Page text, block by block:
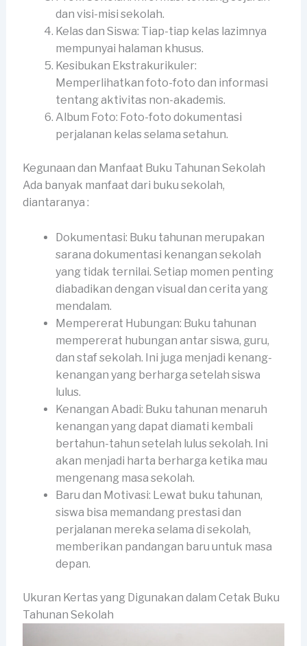
dan visi-misi sekolah.
Kelas dan Siswa: Tiap-tiap kelas lazimnya
mempunyai halaman khusus.
Kesibukan Ekstrakurikuler:
Memperlihatkan foto-foto dan informasi
tentang aktivitas non-akademis.
Album Foto: Foto-foto dokumentasi
perjalanan kelas selama setahun.
Kegunaan dan Manfaat Buku Tahunan Sekolah
Ada banyak manfaat dari buku sekolah,
diantaranya :
Dokumentasi: Buku tahunan merupakan
sarana dokumentasi kenangan sekolah
yang tidak ternilai. Setiap momen penting
diabadikan dengan visual dan cerita yang
mendalam.
Mempererat Hubungan: Buku tahunan
mempererat hubungan antar siswa, guru,
dan staf sekolah. Ini juga menjadi kenang-
kenangan yang berharga setelah siswa
lulus.
Kenangan Abadi: Buku tahunan menaruh
kenangan yang dapat diamati kembali
bertahun-tahun setelah lulus sekolah. Ini
akan menjadi harta berharga ketika mau
mengenang masa sekolah.
Baru dan Motivasi: Lewat buku tahunan,
siswa bisa memandang prestasi dan
perjalanan mereka selama di sekolah,
memberikan pandangan baru untuk masa
depan.
Ukuran Kertas yang Digunakan dalam Cetak Buku
Tahunan Sekolah